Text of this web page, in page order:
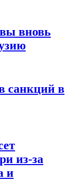
вновь
санкций в
из-за
и